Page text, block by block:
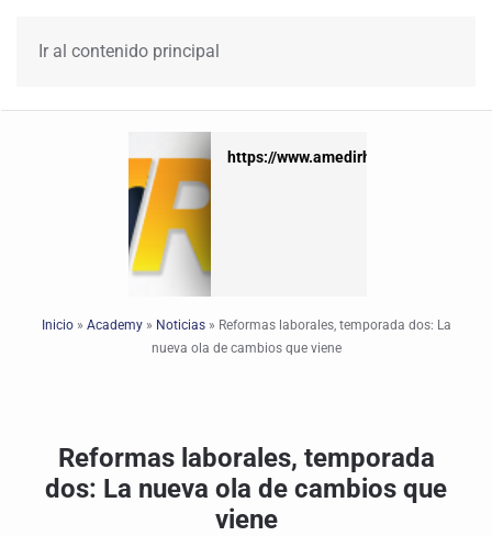
Ir al contenido principal
https://www.amedirh.com.mx
https://www.amedirh.com.mx
Inicio» Academy» Noticias» Reformas laborales, temporada dos: La
nueva ola de cambios que viene
Reformas laborales, temporada
dos: La nueva ola de cambios que
viene